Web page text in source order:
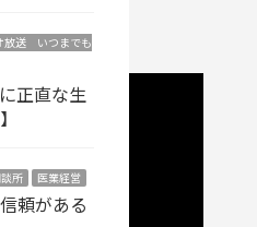
放送 いつまでも
正直な生
所 医業経営
頼がある